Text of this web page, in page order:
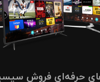
حرفه‌ای فروش